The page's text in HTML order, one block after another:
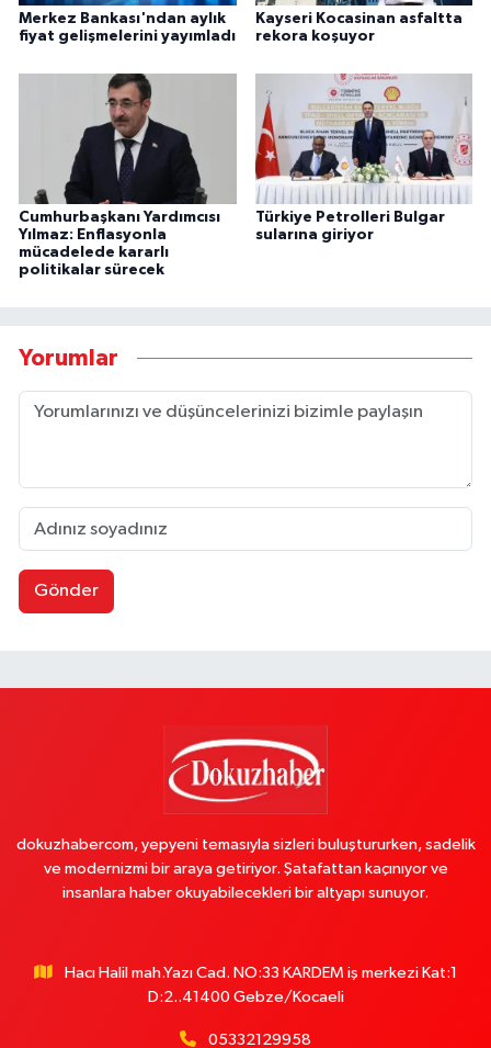
Merkez Bankası'ndan aylık
fiyat gelişmelerini yayımladı
Kayseri Kocasinan asfaltta
rekora koşuyor
Cumhurbaşkanı Yardımcısı
Yılmaz: Enflasyonla
mücadelede kararlı
politikalar sürecek
Türkiye Petrolleri Bulgar
sularına giriyor
Yorumlar
Gönder
dokuzhabercom, yepyeni temasıyla sizleri buluştururken, sadelik
ve modernizmi bir araya getiriyor. Şatafattan kaçınıyor ve
insanlara haber okuyabilecekleri bir altyapı sunuyor.
Hacı Halil mah.Yazı Cad. NO:33 KARDEM iş merkezi Kat:1
D:2..41400 Gebze/Kocaeli
05332129958